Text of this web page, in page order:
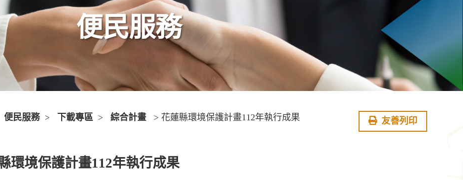
便民服務
便民服務 > 下載專區 > 綜合計畫 > 花蓮縣環境保護計畫112年執行成果 友善列印
環境保護計畫112年執行成果